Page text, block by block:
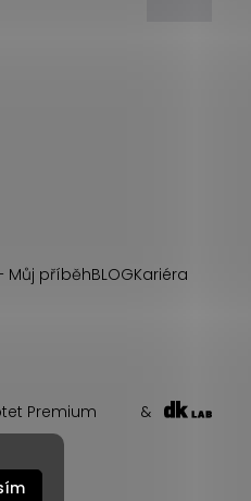
Můj příběhBLOGKariéra
Premium &